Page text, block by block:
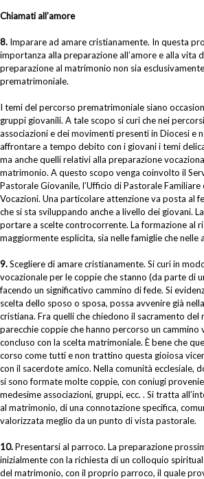
Chiamati all’amore
8. Imparare ad amare cristianamente. In questa
importanza alla preparazione all’amore e alla vita
preparazione al matrimonio non sia
prematrimoniale.
I temi del percorso prematrimoniale siano
gruppi giovanili. A tale scopo si curi che nei
associazioni e dei movimenti presenti in Diocesi e
affrontare a tempo debito con i giovani i temi
ma anche quelli relativi alla preparazione
matrimonio. A questo scopo venga coinvolto il
Pastorale Giovanile, l’Ufficio di Pastorale
Vocazioni. Una particolare attenzione va posta al
che si sta sviluppando anche a livello dei giovani.
portare a scelte controcorrente. La formazione al
maggiormente esplicita, sia nelle famiglie che nelle
9.Scegliere di amare cristianamente. Si curi in
vocazionale per le coppie che stanno (da parte di
facendo un significativo cammino di fede. Si
scelta dello sposo o sposa, possa avvenire già
cristiana. Fra quelli che chiedono il sacramento del
parecchie coppie che hanno percorso un cammino
concluso con la scelta matrimoniale. È bene che
corso come tutti e non trattino questa gioiosa
con il sacerdote amico. Nella comunità ecclesiale,
si sono formate molte coppie, con coniugi
medesime associazioni, gruppi, ecc. . Si tratta
al matrimonio, di una connotazione specifica,
valorizzata meglio da un punto di vista pastorale.
10.Presentarsi al parroco. La preparazione
inizialmente con la richiesta di un colloquio
del matrimonio, con il proprio parroco, il quale